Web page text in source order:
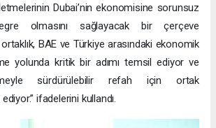
Dubai’nin ekonomisine sorunsuz
olmasını sağlayacak bir çerçeve
BAE ve Türkiye arasındaki ekonomik
yolunda kritik bir adımı temsil ediyor ve
sürdürülebilir refah için ortak
ifadelerini kullandı.